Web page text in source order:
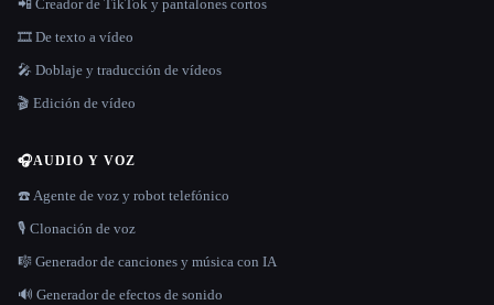
📲 Creador de TikTok y pantalones cortos
🎞️ De texto a vídeo
🎤 Doblaje y traducción de vídeos
🎬 Edición de vídeo
🎧AUDIO Y VOZ
☎️ Agente de voz y robot telefónico
🎙️ Clonación de voz
🎼 Generador de canciones y música con IA
🔊 Generador de efectos de sonido